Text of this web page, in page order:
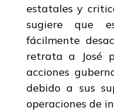
estatales y
sugiere que
fácilmente
retrata a José
acciones
debido a sus
operaciones de